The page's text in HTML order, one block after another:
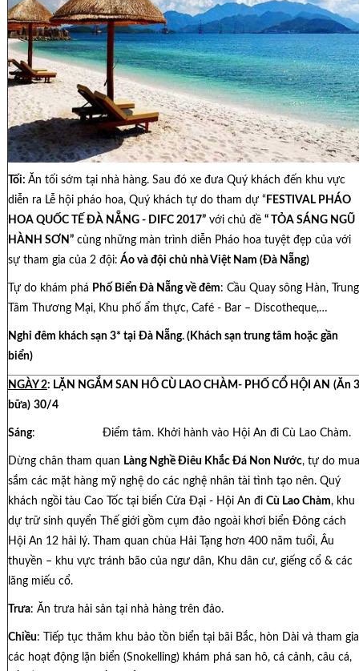
Tối: Ăn tối sớm tại nhà hàng. Sau đó xe đưa Quý khách đến khu vực
diễn ra Lễ hội pháo hoa, Quý khách tự do tham dự “FESTIVAL PHÁO
HOA QUỐC TẾ ĐÀ NẴNG - DIFC 2017”với chủ đề “ TỎA SÁNG NGŨ
HÀNH SƠN”cùng những màn trình diễn Pháo hoa tuyệt đẹp của với
sự tham gia của 2 đội: Áo và đội chủ nhà Việt Nam (Đà Nẵng)
Tự do khám phá Phố Biển Đà Nẵng về đêm: Cầu Quay sông Hàn, Trung
Tâm Thương Mại, Khu phố ẩm thực, Café - Bar – Discotheque,…
Nghỉ đêm khách sạn 3* tại Đà Nẵng. (Khách sạn trung tâm hoặc gần
biển)
NGÀY 2: LẶN NGẮM SAN HÔ CÙ LAO CHÀM- PHỐ CỔ HỘI AN (Ăn 3
bữa) 30/4
Sáng: Điểm tâm. Khởi hành vào Hội An đi Cù Lao Chàm.
Dừng chân tham quan Làng Nghề Điêu Khắc Đá Non Nước, tự do mua
sắm các mặt hàng mỹ nghệ do các nghệ nhân tài tình tạo nên. Quý
khách ngồi tàu Cao Tốc tại biển Cửa Đại - Hội An đi Cù Lao Chàm, khu
dự trữ sinh quyển Thế giới gồm cụm đảo ngoài khơi biển Đông cách
Hội An 12 hải lý. Tham quan chùa Hải Tạng hơn 400 năm tuổi, Âu
thuyền – khu vực tránh bão của ngư dân, Khu dân cư, giếng cổ & các
lăng miếu cổ.
Trưa: Ăn trưa hải sản tại nhà hàng trên đảo.
Chiều: Tiếp tục thăm khu bảo tồn biển tại bãi Bắc, hòn Dài và tham gia
các hoạt động lặn biển (Snokelling) khám phá san hô, cá cảnh, câu cá,